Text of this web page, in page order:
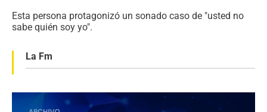
Esta persona protagonizó un sonado caso de "usted no
sabe quién soy yo".
La Fm